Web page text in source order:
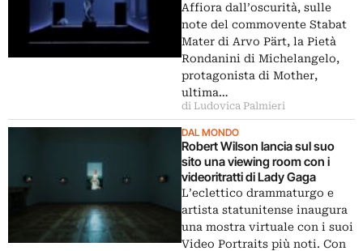
Affiora dall’oscurità, sulle
note del commovente Stabat
Mater di Arvo Pärt, la Pietà
Rondanini di Michelangelo,
protagonista di Mother,
ultima…
di Ludovica Palmieri
DAL MONDO
Robert Wilson lancia sul suo
sito una viewing room con i
videoritratti di Lady Gaga
L’eclettico drammaturgo e
artista statunitense inaugura
una mostra virtuale con i suoi
Video Portraits più noti. Con